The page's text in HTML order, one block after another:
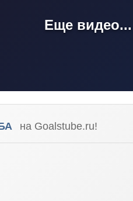
Еще видео...
на Goalstube.ru!